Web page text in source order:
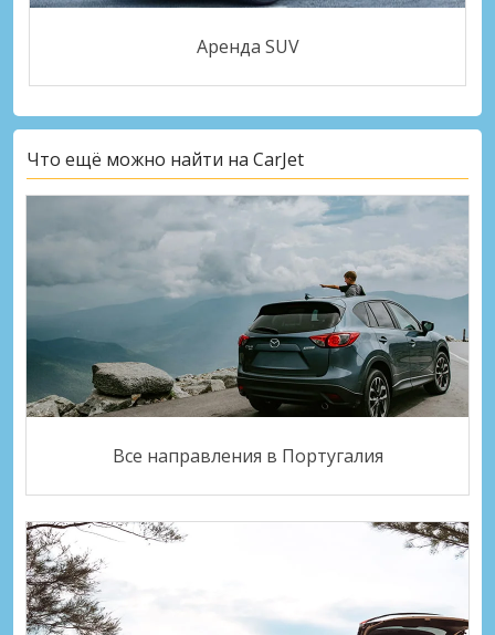
Аренда SUV
Что ещё можно найти на CarJet
Все направления в Португалия